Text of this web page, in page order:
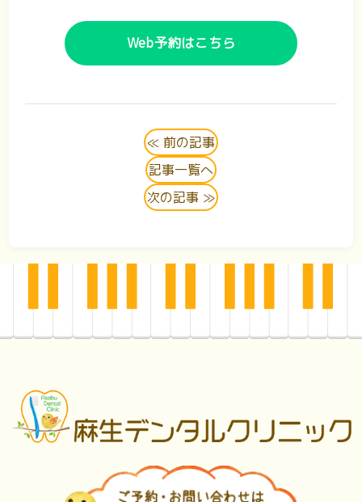
Web予約はこちら
≪ 前の記事
記事一覧へ
次の記事 ≫